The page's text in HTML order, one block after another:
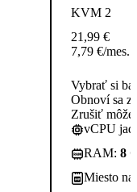
KVM 2
21,99 €
7,79 €/mes.
Vybrať si
Obnoví sa
Zrušiť
vCPU
RAM: 8
Miesto